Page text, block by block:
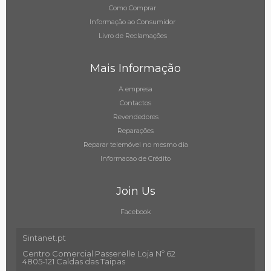
Como Comprar
Informação ao Consumidor
Livro de Reclamações
Mais Informação
A empresa
Contactos
Revendedores
Reparações
Reparar telemóvel no mesmo dia
Informacao de Crédito
Join Us
Facebook
Sintanet.pt
Centro Comercial Passerelle Loja Nº 62
4805-121 Caldas das Taipas